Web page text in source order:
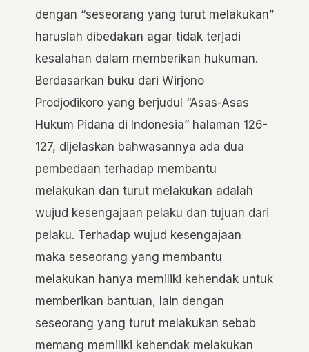
dengan “seseorang yang turut melakukan”
haruslah dibedakan agar tidak terjadi
kesalahan dalam memberikan hukuman.
Berdasarkan buku dari Wirjono
Prodjodikoro yang berjudul “Asas-Asas
Hukum Pidana di Indonesia” halaman 126-
127, dijelaskan bahwasannya ada dua
pembedaan terhadap membantu
melakukan dan turut melakukan adalah
wujud kesengajaan pelaku dan tujuan dari
pelaku. Terhadap wujud kesengajaan
maka seseorang yang membantu
melakukan hanya memiliki kehendak untuk
memberikan bantuan, lain dengan
seseorang yang turut melakukan sebab
memang memiliki kehendak melakukan